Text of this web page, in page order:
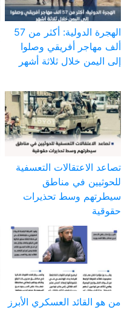
الهجرة الدولية: أكثر من 57
ألف مهاجر أفريقي وصلوا
إلى اليمن خلال ثلاثة أشهر
تصاعد الاعتقالات التعسفية
للحوثيين في مناطق
سيطرتهم وسط تحذيرات
حقوقية
من هو القائد العسكري الأبرز